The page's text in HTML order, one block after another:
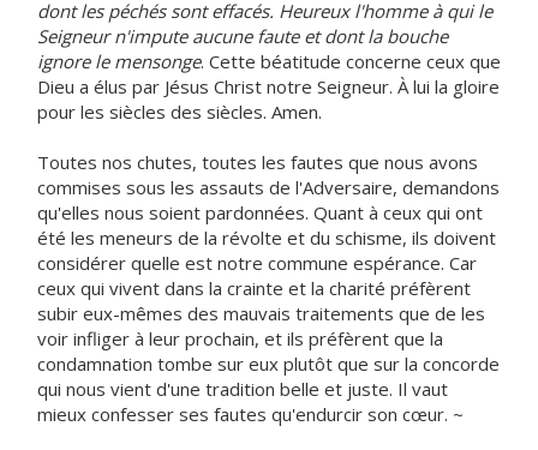
dont les péchés sont effacés. Heureux l'homme à qui le
Seigneur n'impute aucune faute et dont la bouche
ignore le mensonge. Cette béatitude concerne ceux que
Dieu a élus par Jésus Christ notre Seigneur. À lui la gloire
pour les siècles des siècles. Amen.
Toutes nos chutes, toutes les fautes que nous avons
commises sous les assauts de l'Adversaire, demandons
qu'elles nous soient pardonnées. Quant à ceux qui ont
été les meneurs de la révolte et du schisme, ils doivent
considérer quelle est notre commune espérance. Car
ceux qui vivent dans la crainte et la charité préfèrent
subir eux-mêmes des mauvais traitements que de les
voir infliger à leur prochain, et ils préfèrent que la
condamnation tombe sur eux plutôt que sur la concorde
qui nous vient d'une tradition belle et juste. Il vaut
mieux confesser ses fautes qu'endurcir son cœur. ~